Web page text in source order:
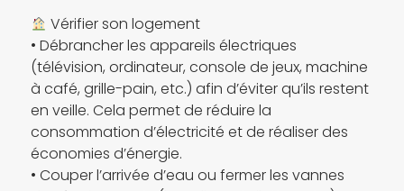
Vérifier son logement
• Débrancher les appareils électriques
(télévision, ordinateur, console de jeux, machine
à café, grille-pain, etc.) afin d’éviter qu’ils restent
en veille. Cela permet de réduire la
consommation d’électricité et de réaliser des
économies d’énergie.
• Couper l’arrivée d’eau ou fermer les vannes